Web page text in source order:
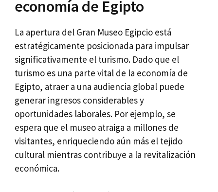
economía de Egipto
La apertura del Gran Museo Egipcio está
estratégicamente posicionada para impulsar
significativamente el turismo. Dado que el
turismo es una parte vital de la economía de
Egipto, atraer a una audiencia global puede
generar ingresos considerables y
oportunidades laborales. Por ejemplo, se
espera que el museo atraiga a millones de
visitantes, enriqueciendo aún más el tejido
cultural mientras contribuye a la revitalización
económica.